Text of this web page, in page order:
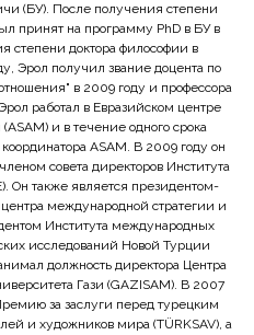
(БУ). После получения степени
принят на программу PhD в БУ в
степени доктора философии в
Эрол получил звание доцента по
в 2009 году и профессора
работал в Евразийском центре
и в течение одного срока
ASAM. В 2009 году он
совета директоров Института
Он также является президентом-
международной стратегии и
Института международных
исследований Новой Турции
должность директора Центра
Гази (GAZISAM). В 2007
за заслуги перед турецким
и художников мира (TÜRKSAV), а